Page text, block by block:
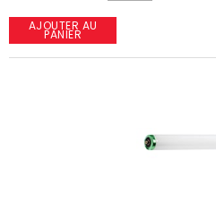
AJOUTER AU
PANIER